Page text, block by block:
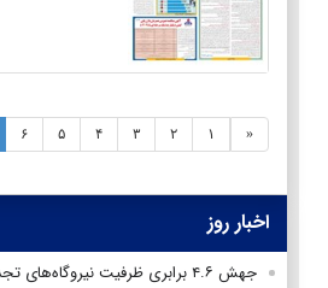
« ۱ ۲ ۳ ۴ ۵ ۶
اخبار روز
جهش ۴.۶ برابری ظرفیت نیروگاه‌های تجدیدپذیر